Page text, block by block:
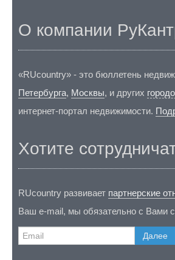
О компании
«RUcountry» - это бюллетень
Петербурга, Москвы, и других
интернет-портал недвижимости.
Хотите
RUcountry развивает партнерские
Ваш e-mail, мы обязательно с Вами
Далее